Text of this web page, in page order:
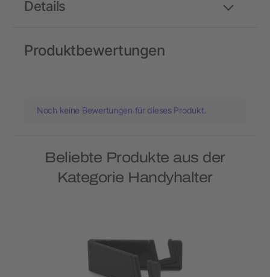
Details
Produktbewertungen
Noch keine Bewertungen für dieses Produkt.
Beliebte Produkte aus der
Kategorie Handyhalter